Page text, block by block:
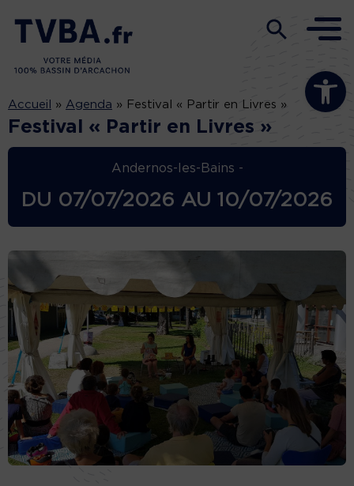
Ouvrir la
Accueil » Agenda » Festival « Partir en Livres »
Festival « Partir en Livres »
Andernos-les-Bains -
DU 07/07/2026 AU 10/07/2026